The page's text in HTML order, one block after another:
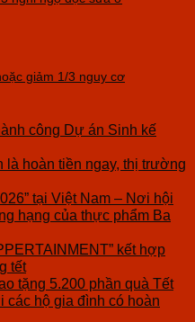
giảm 1/3 nguy cơ
công Dự án Sinh kế
hoàn tiền ngay, thị trường
tại Việt Nam – Nơi hội
hạng của thực phẩm Ba
kết hợp
tết
tặng 5.200 phần quà Tết
các hộ gia đình có hoàn